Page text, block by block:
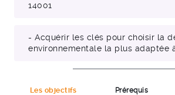
14001
- Acquérir les clés pour choisir la
environnementale la plus adaptée
Les objectifs Prérequis